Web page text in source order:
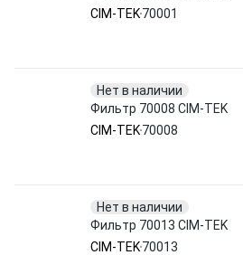
CIM-TEK70001
Нет в наличии
Фильтр 70008 CIM-TEK
CIM-TEK70008
Нет в наличии
Фильтр 70013 CIM-TEK
CIM-TEK70013